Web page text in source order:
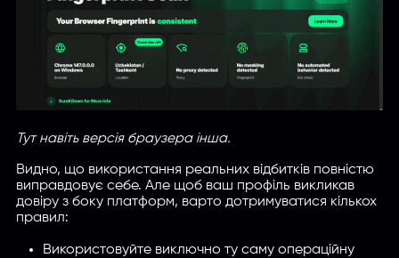
Тут навіть версія браузера iнша.
Видно, що використання реальних відбитків повністю
виправдовує себе. Але щоб ваш профіль викликав
довіру з боку платформ, варто дотримуватися кількох
правил:
Використовуйте виключно ту саму операційну